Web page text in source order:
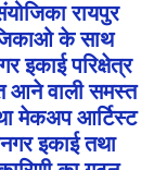
रायपुर
के साथ
इकाई परिक्षेत्र
आने वाली समस्त
मेकअप आर्टिस्ट
इकाई तथा